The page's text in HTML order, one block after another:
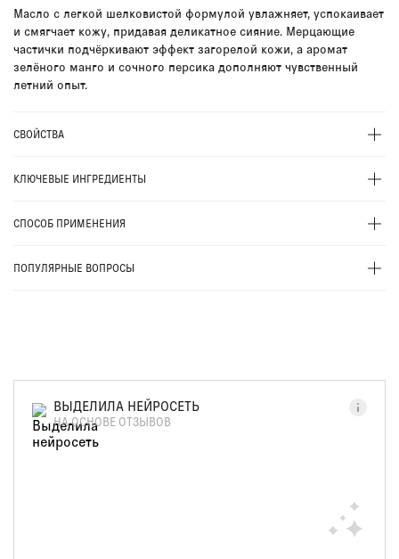
Масло с легкой шелковистой формулой увлажняет, успокаивает
и смягчает кожу, придавая деликатное сияние. Мерцающие
частички подчёркивают эффект загорелой кожи, а аромат
зелёного манго и сочного персика дополняют чувственный
летний опыт.
СВОЙСТВА
КЛЮЧЕВЫЕ ИНГРЕДИЕНТЫ
СПОСОБ ПРИМЕНЕНИЯ
ПОПУЛЯРНЫЕ ВОПРОСЫ
ВЫДЕЛИЛА НЕЙРОСЕТЬ
НА ОСНОВЕ ОТЗЫВОВ